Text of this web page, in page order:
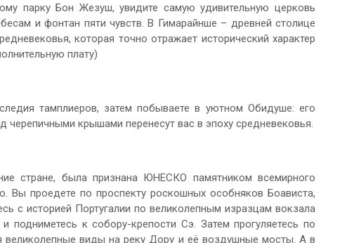
парку Бон Жезуш, увидите самую удивительную церковь
и фонтан пяти чувств. В Гимарайнше – древней столице
которая точно отражает исторический характер
плату)
тамплиеров, затем побываете в уютном Обидуше: его
крышами перенесут вас в эпоху средневековья.
стране, была признана ЮНЕСКО памятником всемирного
Вы проедете по проспекту роскошных особняков Боависта,
с историей Португалии по великолепным изразцам вокзала
к собору-крепости Сэ. Затем прогуляетесь по
великолепные виды на реку Дору и её воздушные мосты. А в